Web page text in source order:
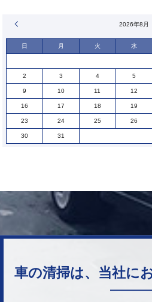
2026年8月
日 月 火 水
2 3 4 5
9 10 11 12
16 17 18 19
23 24 25 26
30 31
車の清掃は、当社に